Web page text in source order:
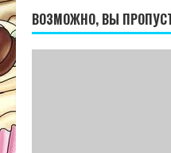
ВОЗМОЖНО, ВЫ